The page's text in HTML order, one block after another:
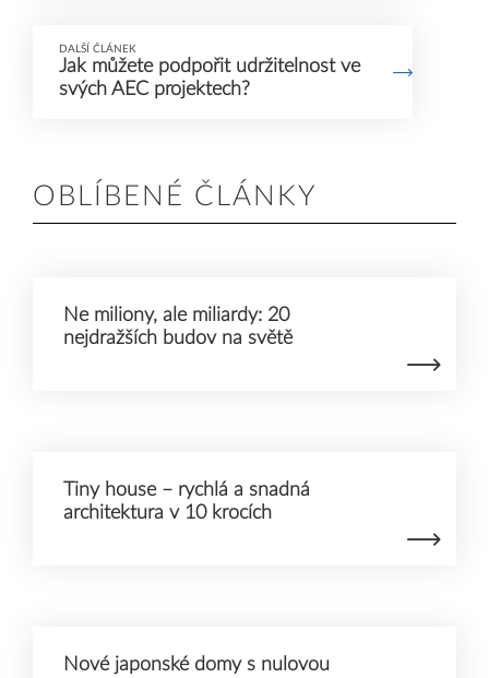
DALŠÍ ČLÁNEK
Jak můžete podpořit udržitelnost ve
svých AEC projektech?
OBLÍBENÉ ČLÁNKY
Ne miliony, ale miliardy: 20
nejdražších budov na světě
Tiny house – rychlá a snadná
architektura v 10 krocích
Nové japonské domy s nulovou